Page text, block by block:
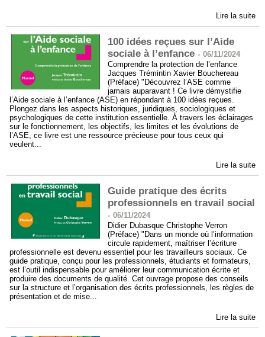
Lire la suite
100 idées reçues sur l’Aide
sociale à l’enfance - 06/11/2024
Comprendre la protection de l’enfance
Jacques Trémintin Xavier Bouchereau
(Préface) "Découvrez l’ASE comme
jamais auparavant ! Ce livre démystifie
l’Aide sociale à l’enfance (ASE) en répondant à 100 idées reçues.
Plongez dans les aspects historiques, juridiques, sociologiques et
psychologiques de cette institution essentielle. À travers les éclairages
sur le fonctionnement, les objectifs, les limites et les évolutions de
l’ASE, ce livre est une ressource précieuse pour tous ceux qui
veulent...
Lire la suite
Guide pratique des écrits
professionnels en travail social
- 06/11/2024
Didier Dubasque Christophe Verron
(Préface) "Dans un monde où l’information
circule rapidement, maîtriser l’écriture
professionnelle est devenu essentiel pour les travailleurs sociaux. Ce
guide pratique, conçu pour les professionnels, étudiants et formateurs,
est l’outil indispensable pour améliorer leur communication écrite et
produire des documents de qualité. Cet ouvrage propose des conseils
sur la structure et l’organisation des écrits professionnels, les règles de
présentation et de mise...
Lire la suite